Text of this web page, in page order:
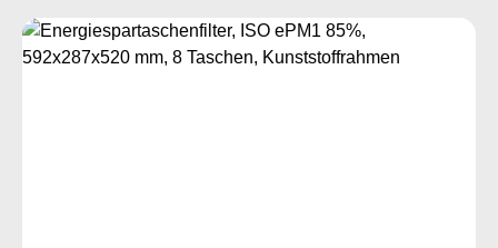
Bildergalerie überspringen